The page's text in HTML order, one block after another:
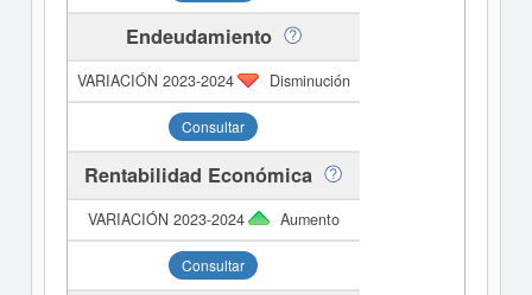
Endeudamiento
Disminución
Consultar
Rentabilidad Económica
Aumento
Consultar